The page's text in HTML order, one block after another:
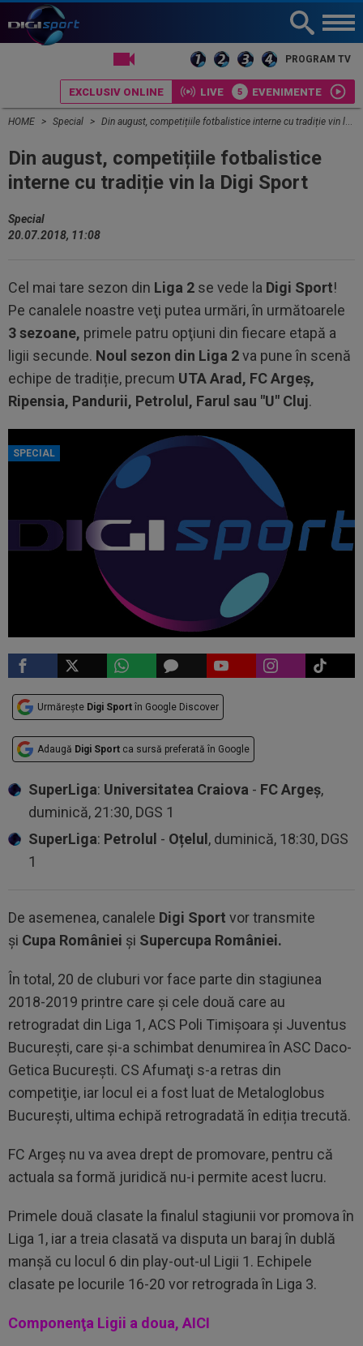
PROGRAM TV
EXCLUSIV ONLINE LIVE EVENIMENTE
HOME Special Din august, competițiile fotbalistice interne cu tradiție vin la Digi Sport
Din august, competițiile fotbalistice
interne cu tradiție vin la Digi Sport
Special
20.07.2018, 11:08
Cel mai tare sezon din Liga 2 se vede la Digi Sport!
Pe canalele noastre veţi putea urmări, în următoarele
3 sezoane, primele patru opţiuni din fiecare etapă a
ligii secunde. Noul sezon din Liga 2va pune în scenă
echipe de tradiție, precum UTA Arad, FC Argeş,
Ripensia, Pandurii, Petrolul, Farul sau "U" Cluj.
SPECIAL
Urmărește Digi Sport în Google Discover
Adaugă Digi Sport ca sursă preferată în Google
SuperLiga: Universitatea Craiova - FC Argeș,
duminică, 21:30, DGS 1
SuperLiga: Petrolul - Oțelul, duminică, 18:30, DGS
1
De asemenea, canalele Digi Sport vor transmite
și Cupa României și Supercupa României.
În total, 20 de cluburi vor face parte din stagiunea
2018-2019 printre care și cele două care au
retrogradat din Liga 1, ACS Poli Timișoara și Juventus
București, care și-a schimbat denumirea în ASC Daco-
Getica Bucureşti. CS Afumaţi s-a retras din
competiţie, iar locul ei a fost luat de Metaloglobus
Bucureşti, ultima echipă retrogradată în ediția trecută.
FC Argeş nu va avea drept de promovare, pentru că
actuala sa formă juridică nu-i permite acest lucru.
Primele două clasate la finalul stagiunii vor promova în
Liga 1, iar a treia clasată va disputa un baraj în dublă
manşă cu locul 6 din play-out-ul Ligii 1. Echipele
clasate pe locurile 16-20 vor retrograda în Liga 3.
Componenţa Ligii a doua, AICI